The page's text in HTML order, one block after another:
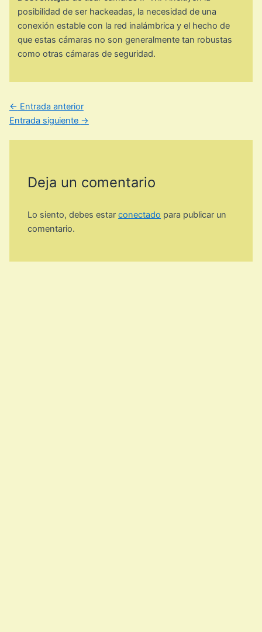
posibilidad de ser hackeadas, la necesidad de una
conexión estable con la red inalámbrica y el hecho de
que estas cámaras no son generalmente tan robustas
como otras cámaras de seguridad.
← Entrada anterior
Entrada siguiente →
Deja un comentario
Lo siento, debes estarconectado para publicar un
comentario.